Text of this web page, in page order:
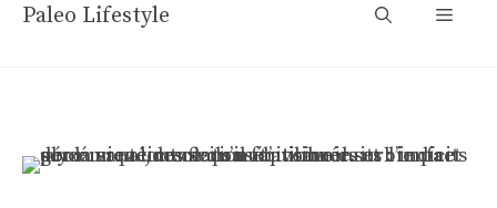
AllerPaleo Lifestyle Menu